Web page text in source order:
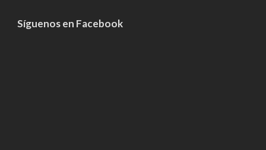
Síguenos en Facebook